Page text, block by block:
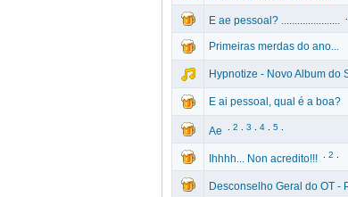
E ae pessoal? ......................
Primeiras merdas do ano...
Hypnotize - Novo Album do
E ai pessoal, qual é a boa?
Ae 2 3 4 5
Ihhhh... Non acredito!!! 2
Desconselho Geral do OT -